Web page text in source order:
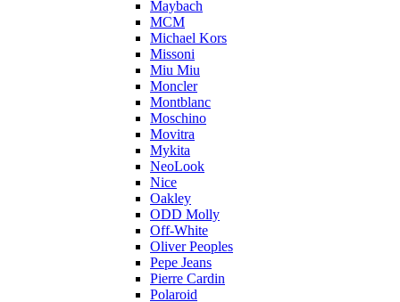
Maybach
MCM
Michael Kors
Missoni
Miu Miu
Moncler
Montblanc
Moschino
Movitra
Mykita
NeoLook
Nice
Oakley
ODD Molly
Off-White
Oliver Peoples
Pepe Jeans
Pierre Cardin
Polaroid